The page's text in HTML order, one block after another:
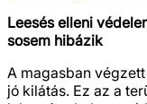
Leesés elleni
sosem hibázik
A magasban
jó kilátás. Ez az a